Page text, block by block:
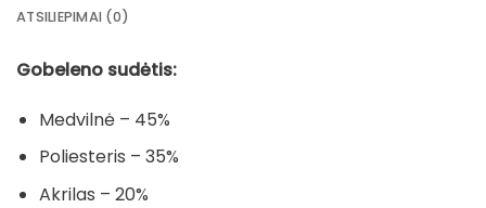
ATSILIEPIMAI (0)
Gobeleno sudėtis:
Medvilnė – 45%
Poliesteris – 35%
Akrilas – 20%